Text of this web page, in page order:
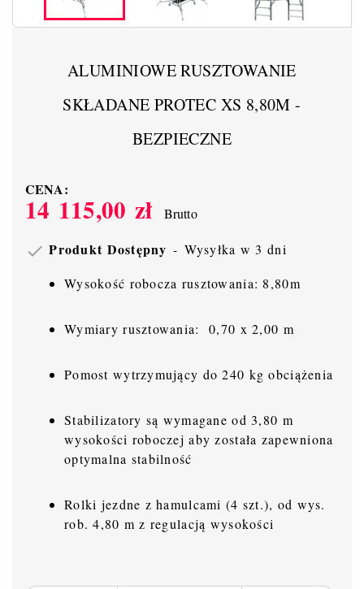
ALUMINIOWE RUSZTOWANIE
SKŁADANE PROTEC XS 8,80M -
BEZPIECZNE
CENA:
14 115,00 zł Brutto
 Produkt Dostępny Wysyłka w 3 dni
Wysokość robocza rusztowania: 8,80m
Wymiary rusztowania: 0,70 x 2,00 m
Pomost wytrzymujący do 240 kg obciążenia
Stabilizatory są wymagane od 3,80 m
wysokości roboczej aby została zapewniona
optymalna stabilność
Rolki jezdne z hamulcami (4 szt.), od wys.
rob. 4,80 m z regulacją wysokości